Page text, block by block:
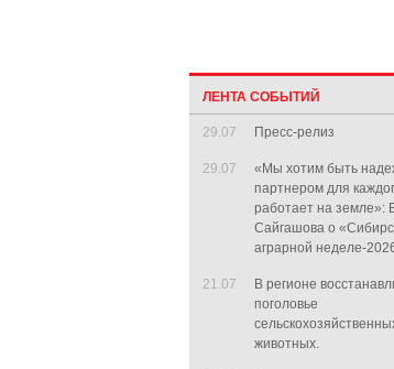
ЛЕНТА СОБЫТИЙ
29.07 Пресс-релиз
29.07
«Мы хотим быть
партнером для
работает на земле»:
Сайгашова о
аграрной неделе-
21.07
В регионе
поголовье
животных.